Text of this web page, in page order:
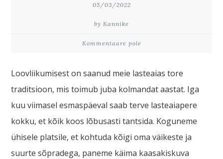
05/03/2022
by Kannike
Kommentaare pole
Loovliikumisest on saanud meie lasteaias tore
traditsioon, mis toimub juba kolmandat aastat. Iga
kuu viimasel esmaspäeval saab terve lasteaiapere
kokku, et kõik koos lõbusasti tantsida. Koguneme
ühisele platsile, et kohtuda kõigi oma väikeste ja
suurte sõpradega, paneme käima kaasakiskuva